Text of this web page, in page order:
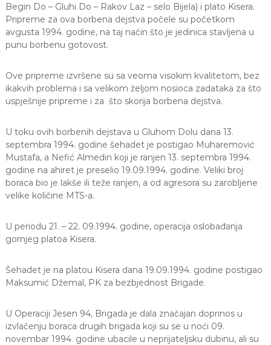
Begin Do – Gluhi Do – Rakov Laz – selo Bijela) i plato Kisera.
Pripreme za ova borbena dejstva počele su početkom
avgusta 1994. godine, na taj način što je jedinica stavljena u
punu borbenu gotovost.
Ove pripreme izvršene su sa veoma visokim kvalitetom, bez
ikakvih problema i sa velikom željom nosioca zadataka za što
uspješnije pripreme i za što skorija borbena dejstva.
U toku ovih borbenih dejstava u Gluhom Dolu dana 13.
septembra 1994. godine šehadet je postigao Muharemović
Mustafa, a Nefić Almedin koji je ranjen 13. septembra 1994.
godine na ahiret je preselio 19.09.1994. godine. Veliki broj
boraca bio je lakše ili teže ranjen, a od agresora su zarobljene
velike količine MTS-a.
U periodu 21. – 22. 09.1994. godine, operacija oslobađanja
gornjeg platoa Kisera.
Šehadet je na platou Kisera dana 19.09.1994. godine postigao
Maksumić Džemal, PK za bezbjednost Brigade.
U Operaciji Jesen 94, Brigada je dala značajan doprinos u
izvlačenju boraca drugih brigada koji su se u noći 09.
novembar 1994. godine ubacile u neprijateljsku dubinu, ali su